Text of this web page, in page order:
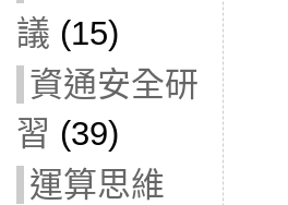
議 (15)
資通安全研
習 (39)
運算思維